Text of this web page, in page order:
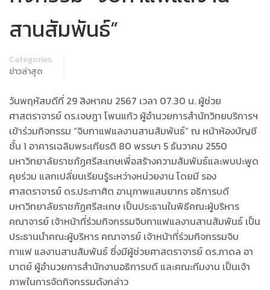
สานสัมพันธ์”
Categories
ข่าวล่าสุด
วันพฤหัสบดีที่ 29 สิงหาคม 2567 เวลา 07.30 น. ผู้ช่วย
ศาสตราจารย์ ดร.เจษฎา โพนแก้ว ผู้อำนวยการสำนักวิทยบริการฯ
เข้าร่วมกิจกรรม “จิบกาแฟแลงานสานสัมพันธ์” ณ หน้าห้องบัญชี
ชั้น 1 อาคารเฉลิมพระเกียรติ 80 พรรษา 5 ธันวาคม 2550
มหาวิทยาลัยราชภัฏศรีสะเกษเพื่อสร้างความสัมพันธ์และพบปะพูด
คุยร่วม แลกเปลี่ยนเรียนรู้ระหว่างหน่วยงาน โดยมี รอง
ศาสตราจารย์ ดร.ประกาศิต อานุภาพแสนยากร อธิการบดี
มหาวิทยาลัยราชภัฏศรีสะเกษ เป็นประธานในพิธีคณะผู้บริหาร
คณาจารย์ เจ้าหน้าที่ร่วมกิจกรรมจิบกาแฟแลงานสานสัมพันธ์ เป็น
ประธานนำคณะผู้บริหาร คณาจารย์ เจ้าหน้าที่ร่วมกิจกรรมจิบ
กาแฟ แลงานสานสัมพันธ์ ซึ่งมีผู้ช่วยศาสตราจารย์ ดร.ภาดล อา
มาตย์ ผู้อำนวยการสำนักงานอธิการบดี และคณะทีมงาน เป็นเจ้า
ภาพในการจัดกิจกรรมดังกล่าว